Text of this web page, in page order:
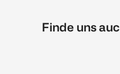
Finde uns